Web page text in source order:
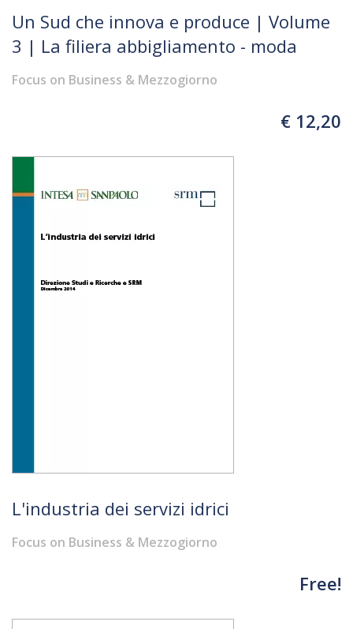
Un Sud che innova e produce | Volume
3 | La filiera abbigliamento - moda
Focus on Business & Mezzogiorno
€ 12,20
L'industria dei servizi idrici
Focus on Business & Mezzogiorno
Free!